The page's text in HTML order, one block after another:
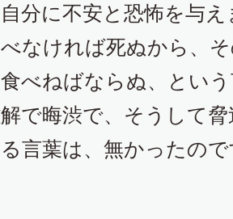
分に不安と恐怖を与
なければ死ぬから、
べねばならぬ、とい
で晦渋で、そうして
言葉は、無かったの